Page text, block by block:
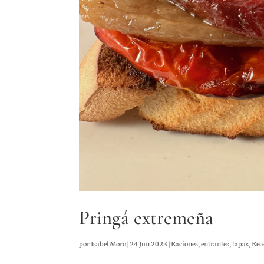
Pringá extremeña
porIsabel Moro|24 Jun 2023|Raciones, entrantes, tapas ,